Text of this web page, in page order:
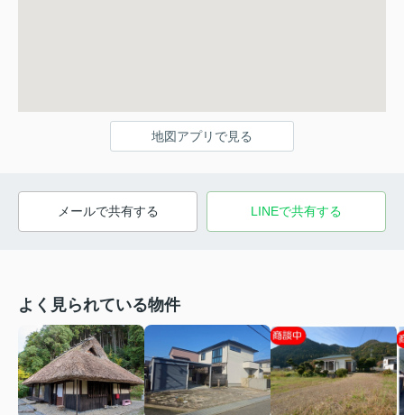
地図アプリで見る
メールで共有する LINEで共有する
よく見られている物件